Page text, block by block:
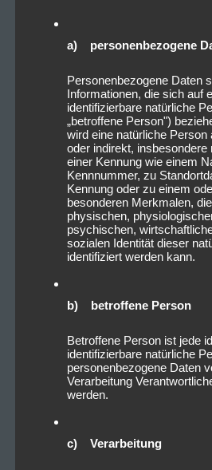
a) personenbezogene
Personenbezogene Daten
Informationen, die sich auf
identifizierbare natürliche
„betroffene Person")
wird eine natürliche Person
oder indirekt,
einer Kennung wie einem
Kennnummer, zu
Kennung oder zu einem
besonderen Merkmalen,
physischen,
psychischen,
sozialen Identität dieser
identifiziert werden kann.
b) betroffene Person
Betroffene Person ist jede
identifizierbare natürliche
personenbezogene Daten
Verarbeitung
werden.
c) Verarbeitung